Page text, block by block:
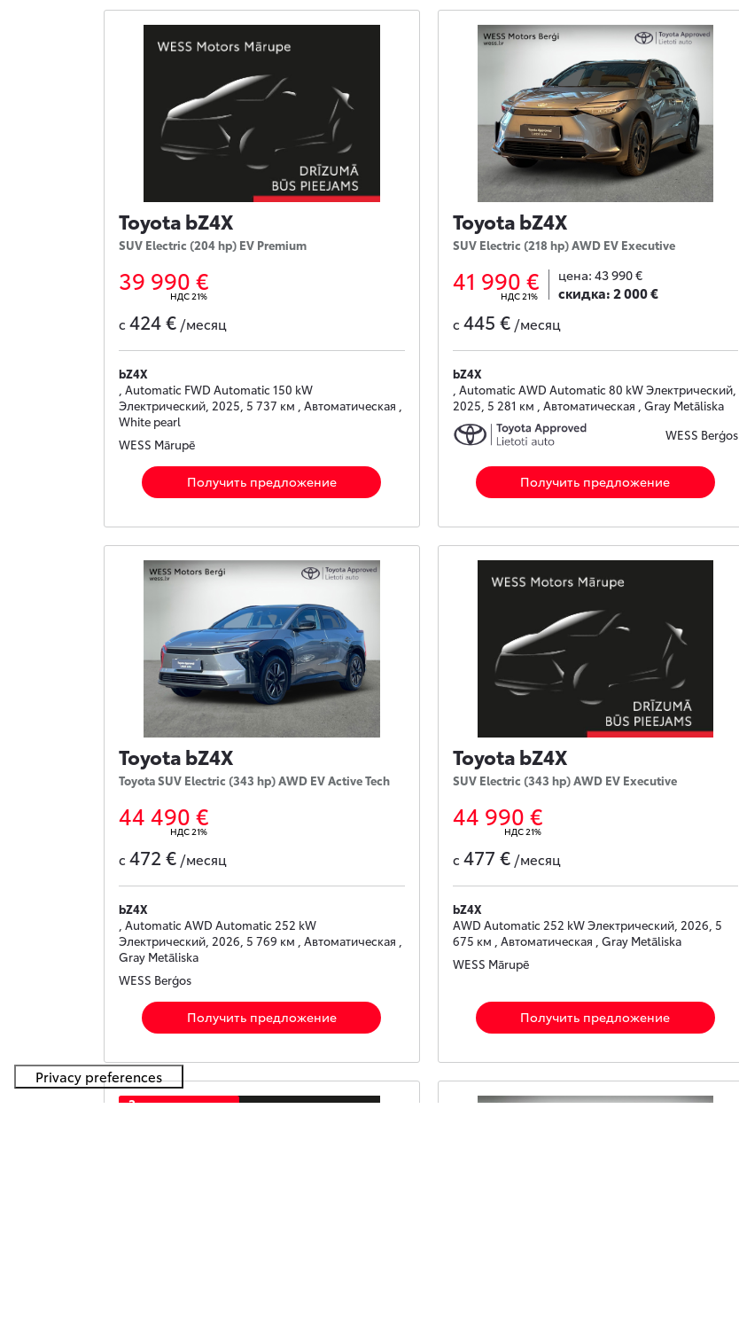
Toyota bZ4X
SUV Electric (204 hp) EV Premium
39 990 €
НДС 21%
с 424 € /месяц
bZ4X
, Automatic FWD Automatic 150 kW
Электрический, 2025, 5 737 км , Автоматическая ,
White pearl
WESS Mārupē
Получить предложение
Toyota bZ4X
SUV Electric (218 hp) AWD EV Executive
41 990 €
НДС 21%
цена: 43 990 €
скидка:2 000 €
с 445 €/месяц
bZ4X
, Automatic AWD Automatic 80 kW Электрический,
2025, 5 281 км , Автоматическая , Gray Metāliska
WESS Berģos
Получить предложение
Toyota bZ4X
Toyota SUV Electric (343 hp) AWD EV Active Tech
44 490 €
НДС 21%
с 472 € /месяц
bZ4X
, Automatic AWD Automatic 252 kW
Электрический, 2026, 5 769 км , Автоматическая ,
Gray Metāliska
WESS Berģos
Получить предложение
Toyota bZ4X
SUV Electric (343 hp) AWD EV Executive
44 990 €
НДС 21%
с 477 €/месяц
bZ4X
AWD Automatic 252 kW Электрический, 2026, 5
675 км , Автоматическая , Gray Metāliska
WESS Mārupē
Получить предложение
Зарезервировано